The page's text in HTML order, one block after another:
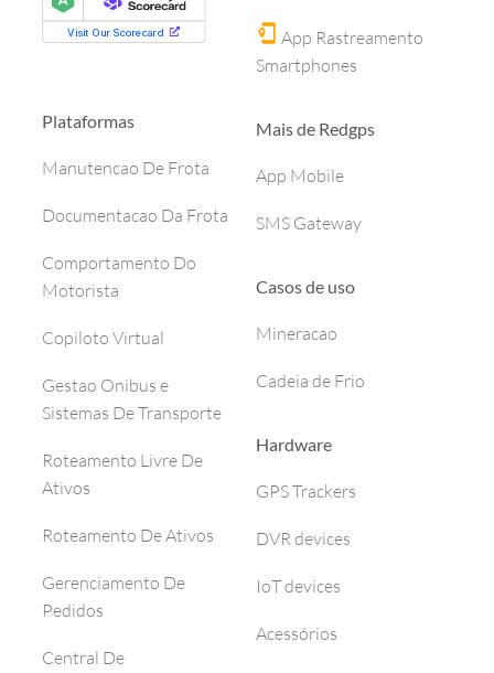
Plataformas
Manutencao De Frota
Documentacao Da Frota
Comportamento Do
Motorista
Copiloto Virtual
Gestao Onibus e
Sistemas De Transporte
Roteamento Livre De
Ativos
Roteamento De Ativos
Gerenciamento De
Pedidos
Central De
App Rastreamento
Smartphones
Mais de Redgps
App Mobile
SMS Gateway
Casos de uso
Mineracao
Cadeia de Frio
Hardware
GPS Trackers
DVR devices
IoT devices
Acessórios